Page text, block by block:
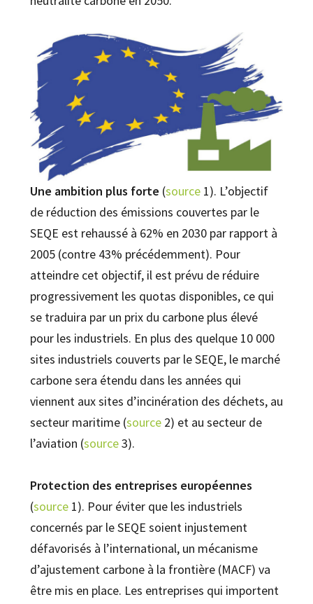
Une ambition plus forte (source1). L’objectif
de réduction des émissions couvertes par le
SEQE est rehaussé à 62% en 2030 par rapport à
2005 (contre 43% précédemment). Pour
atteindre cet objectif, il est prévu de réduire
progressivement les quotas disponibles, ce qui
se traduira par un prix du carbone plus élevé
pour les industriels. En plus des quelque 10 000
sites industriels couverts par le SEQE, le marché
carbone sera étendu dans les années qui
viennent aux sites d’incinération des déchets, au
secteur maritime (source2) et au secteur de
l’aviation (source3).
Protection des entreprises européennes
(source1). Pour éviter que les industriels
concernés par le SEQE soient injustement
défavorisés à l’international, un mécanisme
d’ajustement carbone à la frontière (MACF) va
être mis en place. Les entreprises qui importent